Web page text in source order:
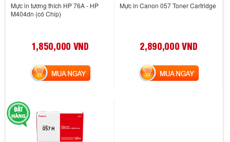
Mực in tương thích HP 76A - HP
M404dn (có Chip)
1,850,000 VND
MUA NGAY
Mực in Canon 057 Toner Cartridge
2,890,000 VND
MUA NGAY